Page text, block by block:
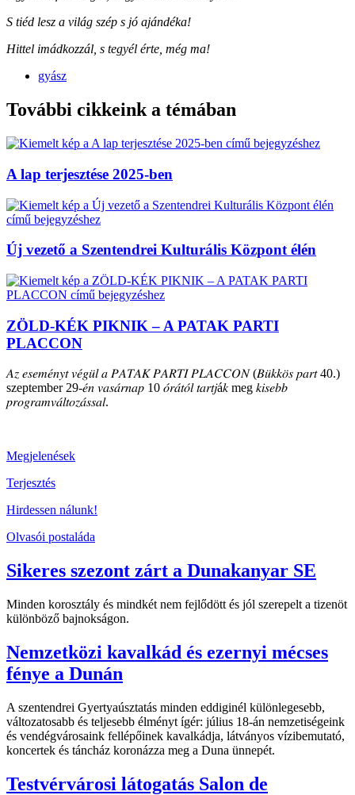
S tiéd lesz a világ szép s jó ajándéka!
Hittel imádkozzál, s tegyél érte, még ma!
gyász
További cikkeink a témában
A lap terjesztése 2025-ben
Új vezető a Szentendrei Kulturális Központ élén
ZÖLD-KÉK PIKNIK – A PATAK PARTI
PLACCON
𝐴𝑧 𝑒𝑠𝑒𝑚𝑒́𝑛𝑦𝑡 𝑣𝑒́𝑔𝑢̈𝑙 𝑎 𝑃𝐴𝑇𝐴𝐾 𝑃𝐴𝑅𝑇𝐼 𝑃𝐿𝐴𝐶𝐶𝑂𝑁 (𝐵𝑢̈𝑘𝑘𝑜̈𝑠 𝑝𝑎𝑟𝑡 40.)
szeptember 29-𝑒́𝑛 𝑣𝑎𝑠𝑎́𝑟𝑛𝑎𝑝 10 𝑜́𝑟𝑎́𝑡𝑜́𝑙 𝑡𝑎𝑟𝑡𝑗á𝑘 meg 𝑘𝑖𝑠𝑒𝑏𝑏
𝑝𝑟𝑜𝑔𝑟𝑎𝑚𝑣𝑎́𝑙𝑡𝑜𝑧𝑎́𝑠𝑠𝑎𝑙.
Megjelenések
Terjesztés
Hirdessen nálunk!
Olvasói postaláda
Sikeres szezont zárt a Dunakanyar SE
Minden korosztály és mindkét nem fejlődött és jól szerepelt a tizenöt
különböző bajnokságon.
Nemzetközi kavalkád és ezernyi mécses
fénye a Dunán
A szentendrei Gyertyaúsztatás minden eddiginél különlegesebb,
változatosabb és teljesebb élményt ígér: július 18-án nemzetiségeink
és vendégvárosaink fellépőinek kavalkádja, látványos vízibemutató,
koncertek és táncház koronázza meg a Duna ünnepét.
Testvérvárosi látogatás Salon de